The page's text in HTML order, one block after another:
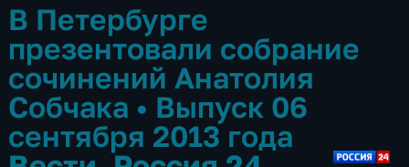
В Петербурге
презентовали собрание
сочинений Анатолия
Собчака • Выпуск 06
сентября 2013 года